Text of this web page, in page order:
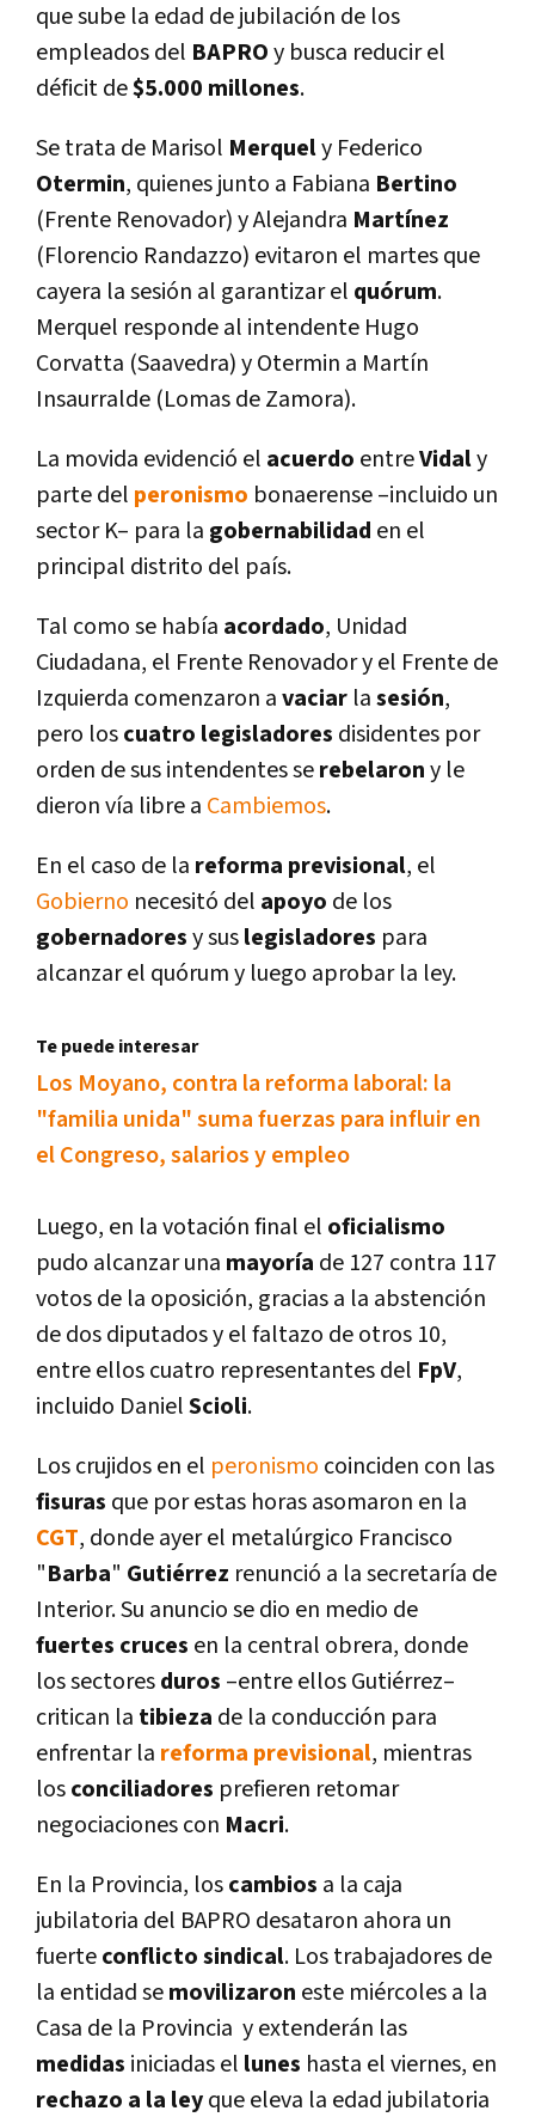
que sube la edad de jubilación de los
empleados del BAPROy busca reducir el
déficit de$5.000 millones.
Se trata de Marisol Merquely Federico
Otermin, quienes junto a Fabiana Bertino
(Frente Renovador) y Alejandra Martí­nez
(Florencio Randazzo) evitaron el martes que
cayera la sesión al garantizar el quórum.
Merquel responde al intendente Hugo
Corvatta (Saavedra) y Otermin a Martí­n
Insaurralde (Lomas de Zamora).
La movida evidenció el acuerdo entreVidaly
parte del peronismo bonaerense –incluido un
sector K– para la gobernabilidad en el
principal distrito del paí­s.
Tal como se habí­a acordado, Unidad
Ciudadana, el Frente Renovador y el Frente de
Izquierda comenzaron avaciar lasesión,
pero loscuatro legisladores disidentes por
orden de sus intendentes serebelarony le
dieron ví­a libre a Cambiemos.
En el caso de la reforma previsional, el
Gobierno necesitó del apoyo de los
gobernadoresy suslegisladores para
alcanzar el quórum y luego aprobar la ley.
Te puede interesar
Los Moyano, contra la reforma laboral: la
"familia unida" suma fuerzas para influir en
el Congreso, salarios y empleo
Luego, en la votación final el oficialismo
pudo alcanzar una mayorí­a de 127 contra 117
votos de la oposición, gracias a la abstención
de dos diputados y el faltazo de otros 10,
entre ellos cuatro representantes del FpV,
incluido DanielScioli.
Los crujidos en el peronismo coinciden con las
fisuras que por estas horas asomaron en la
CGT, donde ayer el metalúrgico Francisco
"Barba" Gutiérrez renunció a la secretarí­a de
Interior. Su anuncio se dio en medio de
fuertes cruces en la central obrera, donde
los sectoresduros –entre ellos Gutiérrez–
critican la tibieza de la conducción para
enfrentar la reforma previsional, mientras
losconciliadores prefieren retomar
negociaciones con Macri.
En la Provincia, loscambios a la caja
jubilatoria del BAPRO desataron ahora un
fuerteconflictosindical. Los trabajadores de
la entidad semovilizaron este miércoles a la
Casa de la Provincia y extenderán las
medidas iniciadas el lunes hasta el viernes, en
rechazo a la leyque eleva la edad jubilatoria